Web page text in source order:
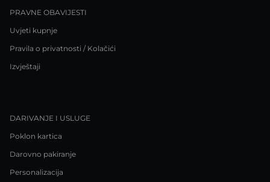
PRAVNE OBAVIJESTI
Uvjeti kupnje
Pravila o privatnosti / Kolačići
Izvještaji
DARIVANJE I USLUGE
Poklon kartica
Darovno pakiranje
Personalizacija